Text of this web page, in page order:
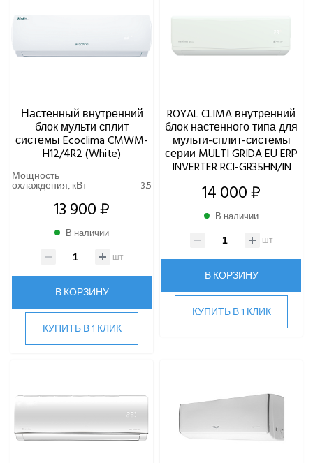
Настенный внутренний
блок мульти сплит
системы Ecoclima CMWM-
H12/4R2 (White)
Мощность
охлаждения, кВт 3.5
13 900 ₽
В наличии
шт
В КОРЗИНУ
КУПИТЬ В 1 КЛИК
ROYAL CLIMA внутренний
блок настенного типа для
мульти-сплит-системы
серии MULTI GRIDA EU ERP
INVERTER RCI-GR35HN/IN
14 000 ₽
В наличии
шт
В КОРЗИНУ
КУПИТЬ В 1 КЛИК